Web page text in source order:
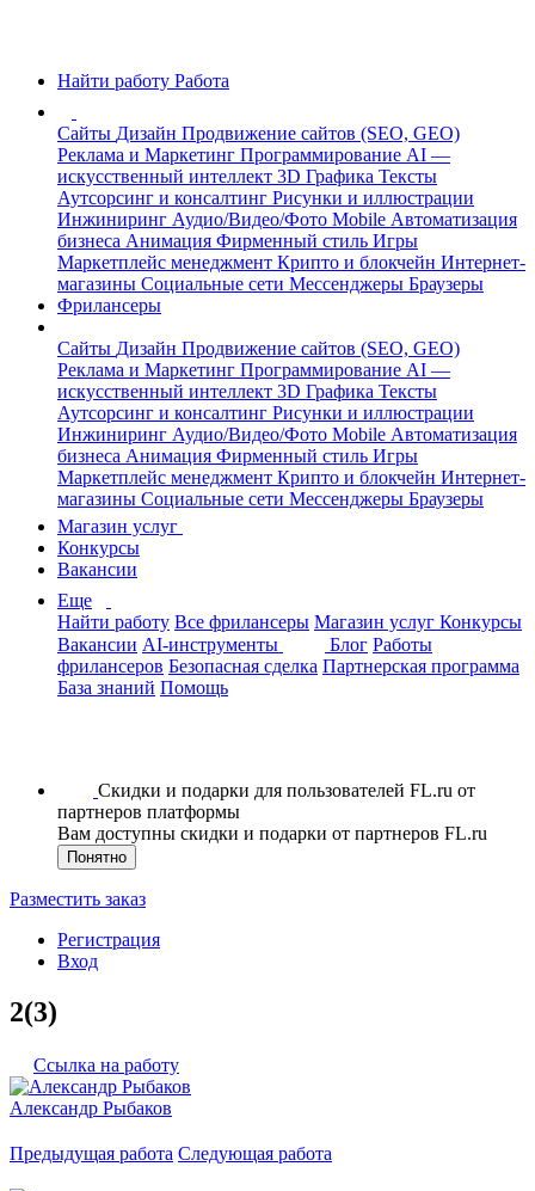
Найти работу Работа
Сайты Дизайн Продвижение сайтов (SEO, GEO)
Реклама и Маркетинг Программирование AI —
искусственный интеллект 3D Графика Тексты
Аутсорсинг и консалтинг Рисунки и иллюстрации
Инжиниринг Аудио/Видео/Фото Mobile Автоматизация
бизнеса Анимация Фирменный стиль Игры
Маркетплейс менеджмент Крипто и блокчейн Интернет-
магазины Социальные сети Мессенджеры Браузеры
Фрилансеры
Сайты Дизайн Продвижение сайтов (SEO, GEO)
Реклама и Маркетинг Программирование AI —
искусственный интеллект 3D Графика Тексты
Аутсорсинг и консалтинг Рисунки и иллюстрации
Инжиниринг Аудио/Видео/Фото Mobile Автоматизация
бизнеса Анимация Фирменный стиль Игры
Маркетплейс менеджмент Крипто и блокчейн Интернет-
магазины Социальные сети Мессенджеры Браузеры
Магазин услуг
Конкурсы
Вакансии
Еще
Найти работу Все фрилансеры Магазин услуг Конкурсы
Вакансии AI-инструменты Блог Работы
фрилансеров Безопасная сделка Партнерская программа
База знаний Помощь
Скидки и подарки для пользователей FL.ru от
партнеров платформы
Вам доступны скидки и подарки от партнеров FL.ru
Понятно
Разместить заказ
Регистрация
Вход
2(3)
Ссылка на работу
Александр Рыбаков
Предыдущая работа Следующая работа